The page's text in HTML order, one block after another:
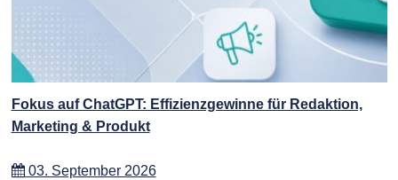
Fokus auf ChatGPT: Effizienzgewinne für Redaktion,
Marketing & Produkt
03. September 2026